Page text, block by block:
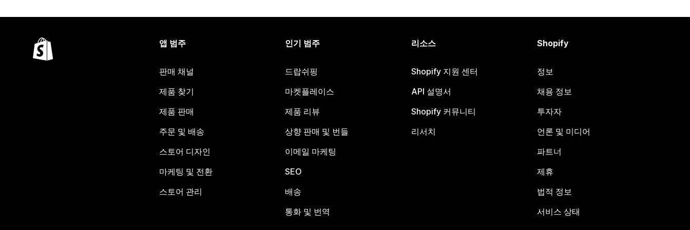
앱 범주
판매 채널
제품 찾기
제품 판매
주문 및 배송
스토어 디자인
마케팅 및 전환
스토어 관리
인기 범주
드랍쉬핑
마켓플레이스
제품 리뷰
상향 판매 및 번들
이메일 마케팅
SEO
배송
통화 및 번역
리소스
Shopify 지원 센터
API 설명서
Shopify 커뮤니티
리서치
Shopify
정보
채용 정보
투자자
언론 및 미디어
파트너
제휴
법적 정보
서비스 상태